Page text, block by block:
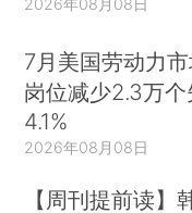
7月美国劳动力
岗位减少2.3万
4.1%
2026年08月08日
【周刊提前读】